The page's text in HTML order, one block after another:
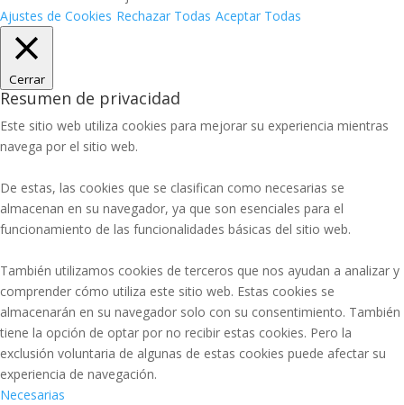
Ajustes de Cookies Rechazar Todas Aceptar Todas
Cerrar
Resumen de privacidad
Este sitio web utiliza cookies para mejorar su experiencia mientras
navega por el sitio web.
De estas, las cookies que se clasifican como necesarias se
almacenan en su navegador, ya que son esenciales para el
funcionamiento de las funcionalidades básicas del sitio web.
También utilizamos cookies de terceros que nos ayudan a analizar y
comprender cómo utiliza este sitio web. Estas cookies se
almacenarán en su navegador solo con su consentimiento. También
tiene la opción de optar por no recibir estas cookies. Pero la
exclusión voluntaria de algunas de estas cookies puede afectar su
experiencia de navegación.
Necesarias